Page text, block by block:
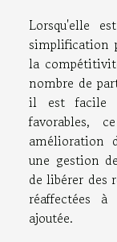
Lorsqu'elle
simplification
la
nombre de
il est facile
favorables,
amélioration
une gestion
de libérer des
réaffectées
ajoutée.